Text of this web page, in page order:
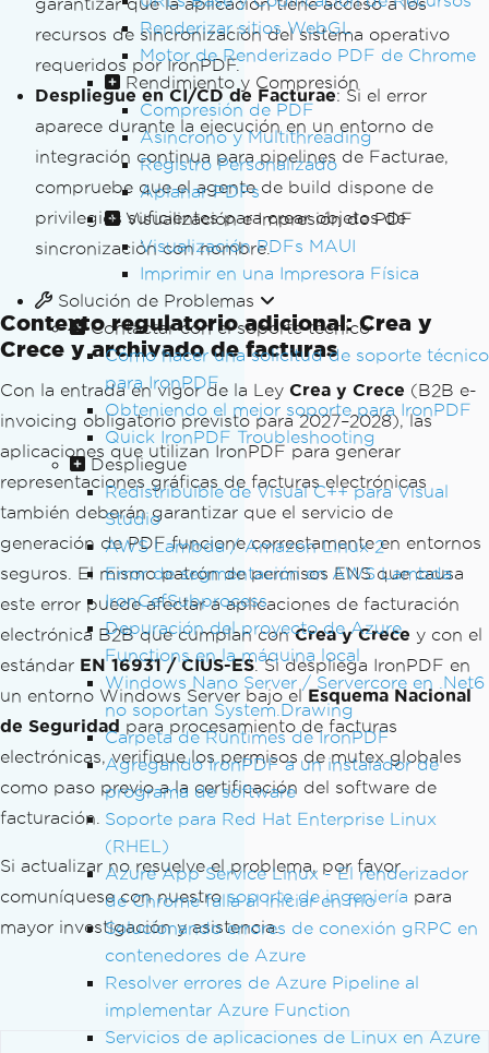
Renderizar sitios WebGL
Motor de Renderizado PDF de Chrome
Rendimiento y Compresión
Compresión de PDF
Asíncrono y Multithreading
Registro Personalizado
Aplanar PDFs
Visualización e Impresión de PDF
Visualización PDFs MAUI
Imprimir en una Impresora Física
Solución de Problemas
Contactar con el soporte técnico
Cómo hacer una solicitud de soporte técnico
para IronPDF
Obteniendo el mejor soporte para IronPDF
Quick IronPDF Troubleshooting
Despliegue
Redistribuible de Visual C++ para Visual
Studio
AWS Lambda / Amazon Linux 2
Error de segmentación en AWS Lambda
IronCefSubprocess
Depuración del proyecto de Azure
Functions en la máquina local
Windows Nano Server / Servercore en .Net6
no soportan System.Drawing
Carpeta de Runtimes de IronPDF
Agregando IronPDF a un instalador de
programa de software
Soporte para Red Hat Enterprise Linux
(RHEL)
Azure App Service Linux - El renderizador
de Chrome falla al iniciar en frío
Solucionando errores de conexión gRPC en
contenedores de Azure
Resolver errores de Azure Pipeline al
implementar Azure Function
Servicios de aplicaciones de Linux en Azure
garantizar que la aplicación tiene acceso a los
recursos de sincronización del sistema operativo
requeridos por IronPDF.
Despliegue en CI/CD de Facturae: Si el error
aparece durante la ejecución en un entorno de
integración continua para pipelines de Facturae,
compruebe que el agente de build dispone de
privilegios suficientes para crear objetos de
sincronización con nombre.
Contexto regulatorio adicional: Crea y
Crece y archivado de facturas
Con la entrada en vigor de la Ley Crea y Crece (B2B e-
invoicing obligatorio previsto para 2027–2028), las
aplicaciones que utilizan IronPDF para generar
representaciones gráficas de facturas electrónicas
también deberán garantizar que el servicio de
generación de PDF funcione correctamente en entornos
seguros. El mismo patrón de permisos ENS que causa
este error puede afectar a aplicaciones de facturación
electrónica B2B que cumplan conCrea y Crece y con el
estándar EN 16931 / CIUS-ES. Si despliega IronPDF en
un entorno Windows Server bajo el Esquema Nacional
de Seguridad para procesamiento de facturas
electrónicas, verifique los permisos de mutex globales
como paso previo a la certificación del software de
facturación.
Si actualizar no resuelve el problema, por favor
comuníquese con nuestrosoporte de ingeniería para
mayor investigación y asistencia.